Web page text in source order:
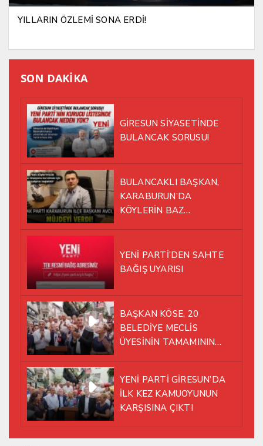
YILLARIN ÖZLEMİ SONA ERDİ!
SON DAKİKA
GİRESUN SİYASETİNDE
BULANCAK SORUSU!
BULANCAKLI BAŞKAN,
KARABURUN’DA
KÖYLERİN BAZ
YENİ PARTİ’DEN SAHTE
BAĞIŞ UYARISI
BAŞKAN KÖSE, 20
BELEDİYE MECLİS
ÜYESİNİN TAMAMININ
YÜRÜMEYE KARAR VERDİK
YENİ PARTİ GİRESUN’DA
İLK KEZ KAMUOYUNUN
KARŞISINA ÇIKTI